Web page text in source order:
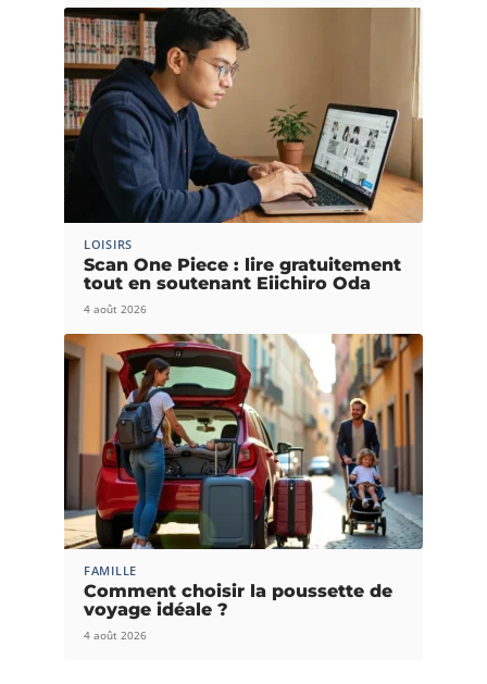
LOISIRS
Scan One Piece : lire gratuitement
tout en soutenant Eiichiro Oda
4 août 2026
FAMILLE
Comment choisir la poussette de
voyage idéale ?
4 août 2026